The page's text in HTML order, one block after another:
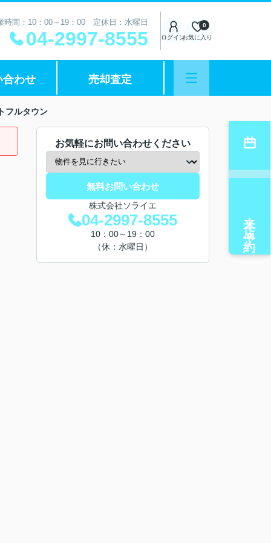
時間：10：00～19：00 定休日：水曜日
04-2997-8555 ログインお気に入り
0
合わせ 売却査定
ルタウン
お気軽にお問い合わせください
無料お問い合わせ
株式会社ソライエ
04-2997-8555
10：00～19：00
（休：水曜日）
来店予約